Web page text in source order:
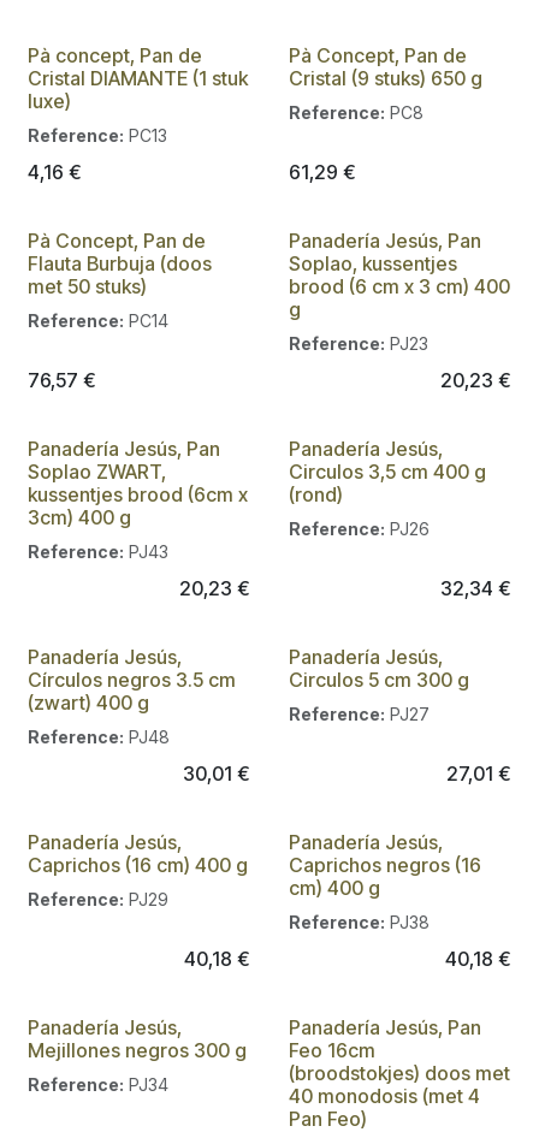
Pà concept, Pan de
Cristal DIAMANTE (1 stuk
luxe)
Reference: PC13
4,16 €
Pà Concept, Pan de
Cristal (9 stuks) 650 g
Reference: PC8
61,29 €
Pà Concept, Pan de
Flauta Burbuja (doos
met 50 stuks)
Reference: PC14
76,57 €
Panadería Jesús, Pan
Soplao, kussentjes
brood (6 cm x 3 cm) 400
g
Reference: PJ23
20,23 €
Panadería Jesús, Pan
Soplao ZWART,
kussentjes brood (6cm x
3cm) 400 g
Reference: PJ43
20,23 €
Panadería Jesús,
Circulos 3,5 cm 400 g
(rond)
Reference: PJ26
32,34 €
Panadería Jesús,
Círculos negros 3.5 cm
(zwart) 400 g
Reference: PJ48
30,01 €
Panadería Jesús,
Circulos 5 cm 300 g
Reference: PJ27
27,01 €
Panadería Jesús,
Caprichos (16 cm) 400 g
Reference: PJ29
40,18 €
Panadería Jesús,
Caprichos negros (16
cm) 400 g
Reference: PJ38
40,18 €
Panadería Jesús,
Mejillones negros 300 g
Reference: PJ34
Panadería Jesús, Pan
Feo 16cm
(broodstokjes) doos met
40 monodosis (met 4
Pan Feo)